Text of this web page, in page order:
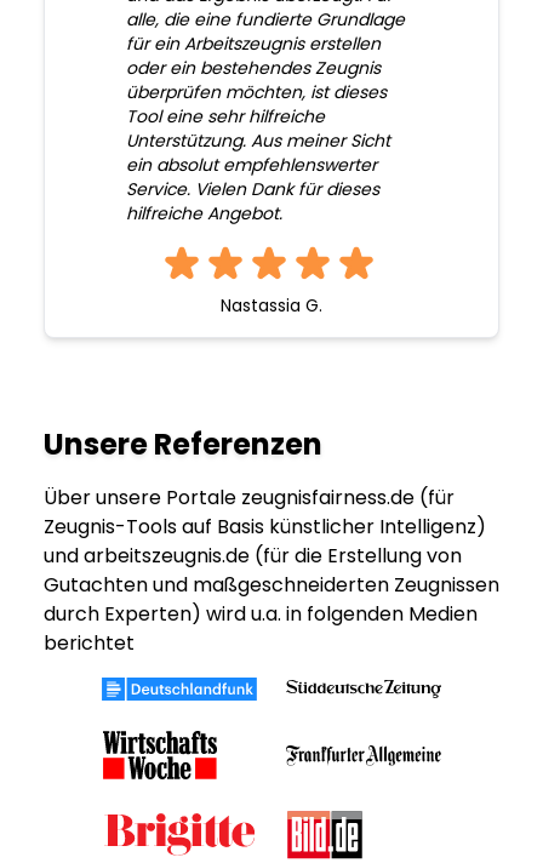
alle, die eine fundierte Grundlage
für ein Arbeitszeugnis erstellen
oder ein bestehendes Zeugnis
überprüfen möchten, ist dieses
Tool eine sehr hilfreiche
Unterstützung. Aus meiner Sicht
ein absolut empfehlenswerter
Service. Vielen Dank für dieses
hilfreiche Angebot.
Nastassia G.
Unsere Referenzen
Über unsere Portale zeugnisfairness.de (für
Zeugnis-Tools auf Basis künstlicher Intelligenz)
und arbeitszeugnis.de (für die Erstellung von
Gutachten und maßgeschneiderten Zeugnissen
durch Experten) wird u.a. in folgenden Medien
berichtet